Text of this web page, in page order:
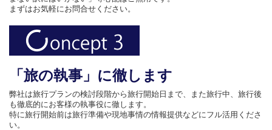
まずはお気軽にお問合せください。
「旅の執事」に徹します
弊社は旅行プランの検討段階から旅行開始日まで、また旅行中、旅行後
も徹底的にお客様の執事役に徹します。
特に旅行開始前は旅行準備や現地事情の情報提供などにフル活用くださ
い。